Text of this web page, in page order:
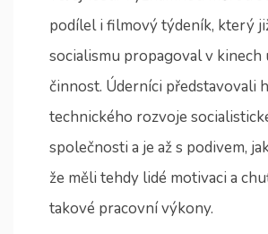
podílel i filmový týdeník, který
socialismu propagoval v kinech
činnost. Úderníci představovali
technického rozvoje
společnosti a je až s podivem,
že měli tehdy lidé motivaci a
takové pracovní výkony.